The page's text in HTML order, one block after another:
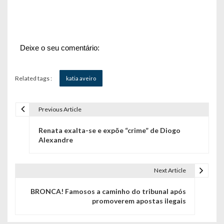
Deixe o seu comentário:
Related tags : katia aveiro
Previous Article
Renata exalta-se e expõe “crime” de Diogo
Alexandre
Next Article
BRONCA! Famosos a caminho do tribunal após
promoverem apostas ilegais